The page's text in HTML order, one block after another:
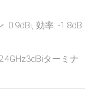
0.9dBi, 効率: -1.8dB
ターミナ